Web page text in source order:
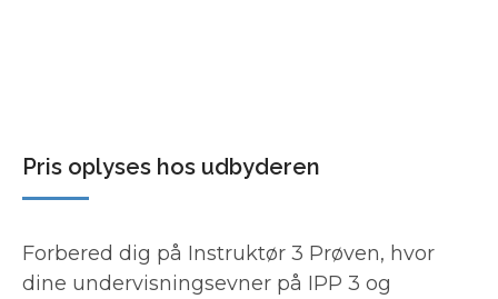
Pris oplyses hos udbyderen
Forbered dig på Instruktør 3 Prøven, hvor
dine undervisningsevner på IPP 3 og